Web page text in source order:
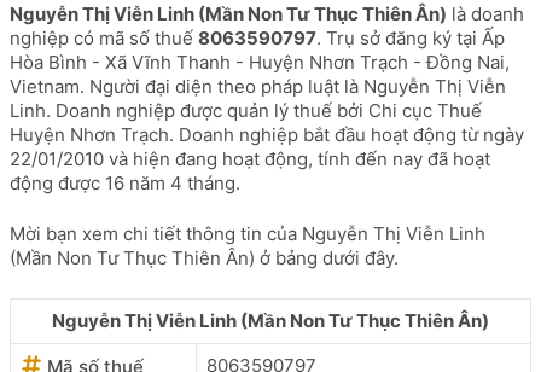
diện
hoặc
mã
số
thuế
...
Nguyễn Thị Viễn Linh (Mần Non Tư Thục Thiên Ân) là doanh
nghiệp có mã số thuế 8063590797. Trụ sở đăng ký tại Ấp
Hòa Bình - Xã Vĩnh Thanh - Huyện Nhơn Trạch - Đồng Nai,
Vietnam. Người đại diện theo pháp luật là Nguyễn Thị Viễn
Linh. Doanh nghiệp được quản lý thuế bởi Chi cục Thuế
Huyện Nhơn Trạch. Doanh nghiệp bắt đầu hoạt động từ ngày
22/01/2010 và hiện đang hoạt động, tính đến nay đã hoạt
động được 16 năm 4 tháng.
Mời bạn xem chi tiết thông tin của Nguyễn Thị Viễn Linh
(Mần Non Tư Thục Thiên Ân) ở bảng dưới đây.
Nguyễn Thị Viễn Linh (Mần Non Tư Thục Thiên Ân)
Mã số thuế
8063590797